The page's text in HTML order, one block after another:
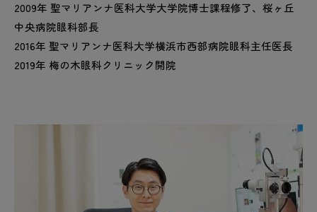
2009年 聖マリアンナ医科大学大学院博士課程修了、桜ヶ丘
中央病院眼科部長
2016年 聖マリアンナ医科大学横浜市西部病院眼科主任医長
2019年 梅の木眼科クリニック開院